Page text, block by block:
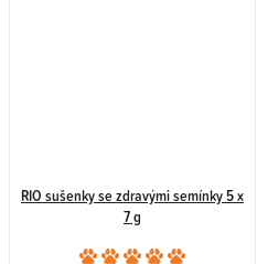
RIO sušenky se zdravými semínky 5 x
7 g